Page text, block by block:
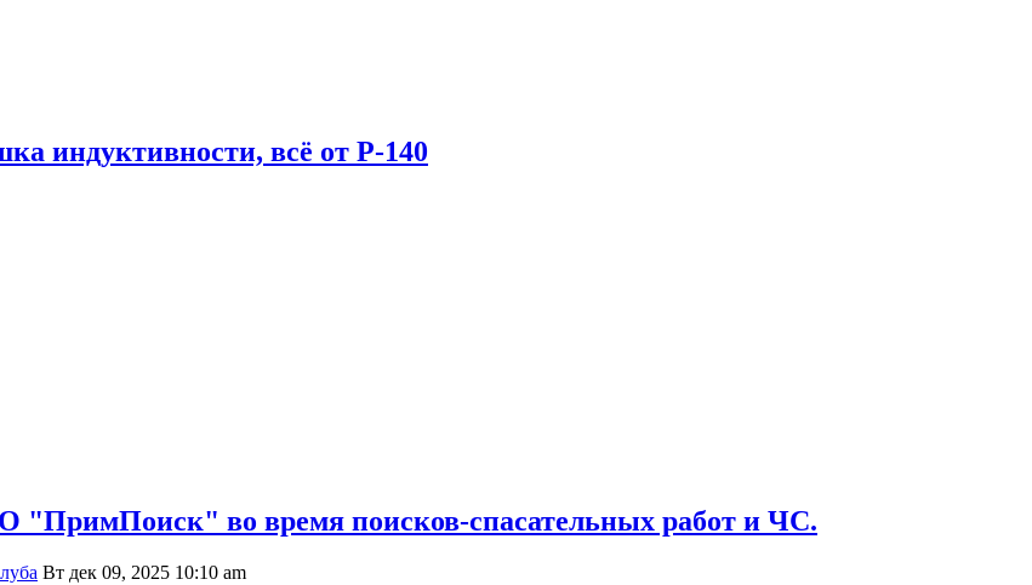
индуктивности, всё от Р-140
"ПримПоиск" во время поисков-спасательных работ и ЧС.
Вт дек 09, 2025 10:10 am